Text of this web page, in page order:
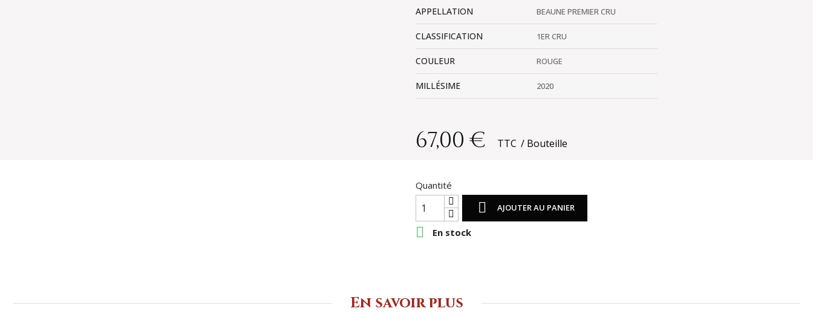
APPELLATION BEAUNE PREMIER CRU
CLASSIFICATION 1ER CRU
COULEUR ROUGE
MILLÉSIME 2020
67,00 € TTC Bouteille
Quantité
 AJOUTER AU PANIER
 En stock
En savoir plus